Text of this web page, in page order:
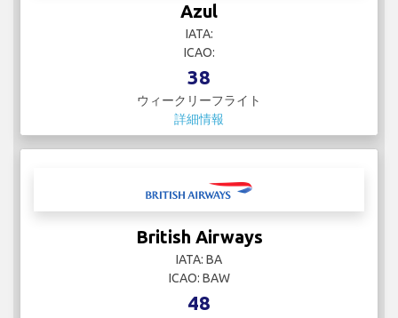
Azul
IATA:
ICAO:
38
ウィークリーフライト
詳細情報
British Airways
IATA: BA
ICAO: BAW
48